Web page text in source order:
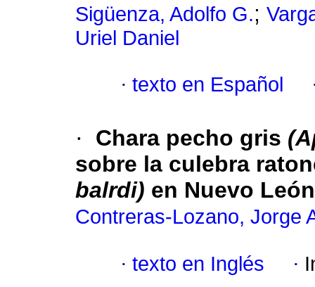
Sigüenza, Adolfo G.;
Uriel Daniel
· texto en Español
· Chara pecho gris
sobre la culebra
balrdi) en Nuevo
Contreras-Lozano, Jorge
· texto en Inglés ·